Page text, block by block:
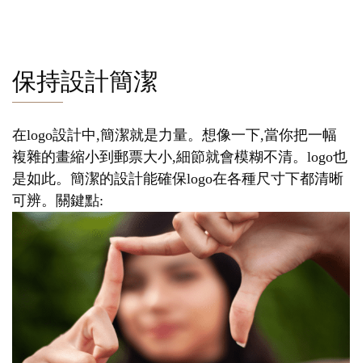
保持設計簡潔
在logo設計中,簡潔就是力量。想像一下,當你把一幅
複雜的畫縮小到郵票大小,細節就會模糊不清。logo也
是如此。簡潔的設計能確保logo在各種尺寸下都清晰
可辨。關鍵點: